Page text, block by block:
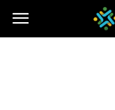
Zieloni2004.pl